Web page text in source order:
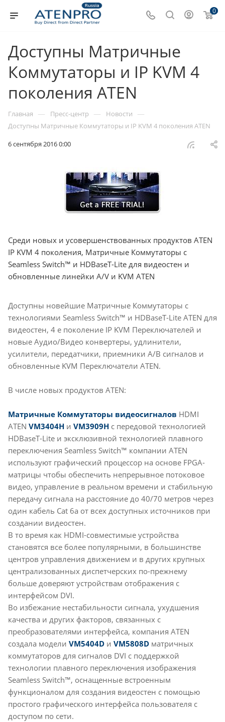
0
Доступны Матричные
Коммутаторы и IP KVM 4
поколения ATEN
Главная — Пресс-центр — Новости —
Доступны Матричные Коммутаторы и IP KVM 4 поколения ATEN
6 сентября 2016 0:00
Среди новых и усовершенствованных продуктов ATEN
IP KVM 4 поколения, Матричные Коммутаторы c
Seamless Switch™ и HDBaseT-Lite для видеостен и
обновленные линейки A/V и KVM ATEN
Доступны новейшие Матричные Коммутаторы с
технологиями Seamless Switch™ и HDBaseT-Lite ATEN для
видеостен, 4 е поколение IP KVM Переключателей и
новые Аудио/Видео конвертеры, удлинители,
усилители, передатчики, приемники А/В сигналов и
обновленные KVM Переключатели ATEN.
В числе новых продуктов ATEN:
Mатричные Коммутаторы видеосигналов HDMI
ATEN VM3404H и VM3909H с передовой технологией
HDBaseT-Lite и эксклюзивной технологией плавного
переключения Seamless Switch™ компании ATEN
используют графический процессор на основе FPGA-
матрицы чтобы обеспечить непрерывное потоковое
видео, управление в реальном времени и стабильную
передачу сигнала на расстояние до 40/70 метров через
один кабель Cat 6a от всех доступных источников при
создании видеостен.
В то время как HDMI-совместимые устройства
становятся все более популярными, в большинстве
центров управления движением и в других крупных
централизованных диспетчерских по-прежнему
больше доверяют устройствам отображения с
интерфейсом DVI.
Во избежание нестабильности сигнала, ухудшения
качества и других факторов, связанных с
преобразователями интерфейса, компания ATEN
создала модели VM5404D и VM5808D матричных
коммутаторов для сигналов DVI с поддержкой
технологии плавного переключения изображения
Seamless Switch™, оснащенные встроенным
функционалом для создания видеостен с помощью
простого графического интерфейса пользователя с
доступом по сети.